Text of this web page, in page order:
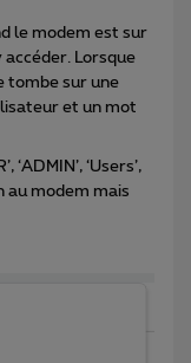
le modem est sur
accéder. Lorsque
tombe sur une
et un mot
‘ADMIN’, ‘Users’,
au modem mais